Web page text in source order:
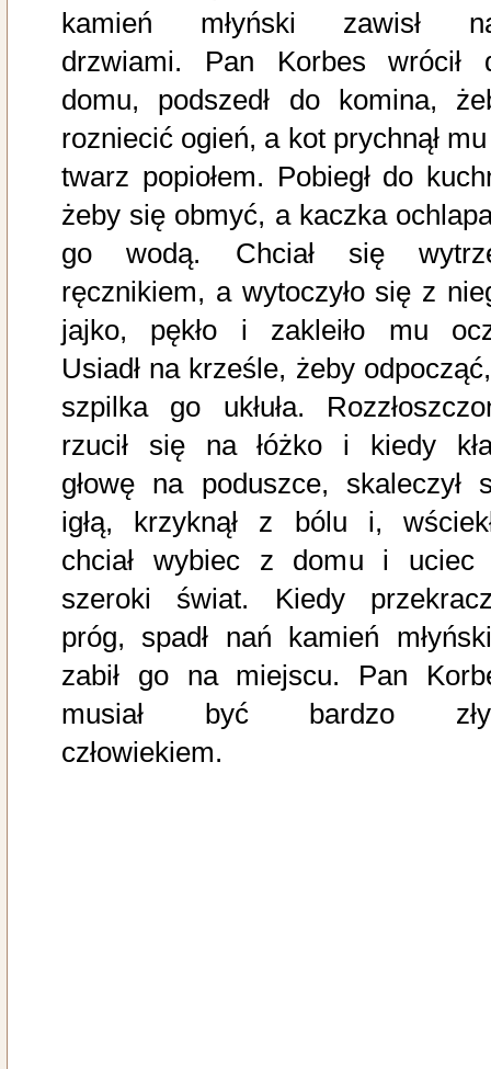
kamień młyński zawisł
drzwiami. Pan Korbes wrócił
domu, podszedł do komina,
rozniecić ogień, a kot prychnął
twarz popiołem. Pobiegł do
żeby się obmyć, a kaczka
go wodą. Chciał się
ręcznikiem, a wytoczyło się z
jajko, pękło i zakleiło mu
Usiadł na krześle, żeby
szpilka go ukłuła.
rzucił się na łóżko i kiedy
głowę na poduszce, skaleczył
igłą, krzyknął z bólu i,
chciał wybiec z domu i uciec
szeroki świat. Kiedy
próg, spadł nań kamień
zabił go na miejscu. Pan
musiał być bardzo
człowiekiem.